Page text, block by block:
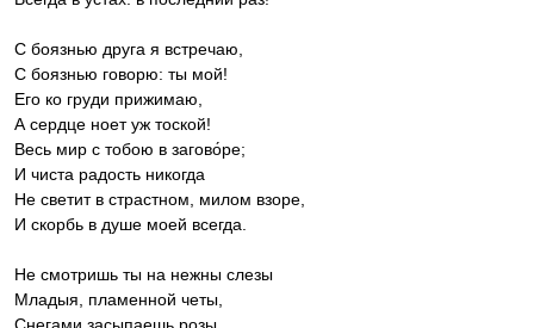
С боязнью друга я встречаю,
С боязнью говорю: ты мой!
Его ко груди прижимаю,
А сердце ноет уж тоской!
Весь мир с тобою в загово́ре;
И чиста радость никогда
Не светит в страстном, милом взоре,
И скорбь в душе моей всегда.
Не смотришь ты на нежны слезы
Младыя, пламенной четы,